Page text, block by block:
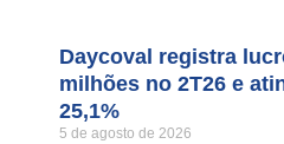
Daycoval registra
milhões no 2T26 e
25,1%
5 de agosto de 2026